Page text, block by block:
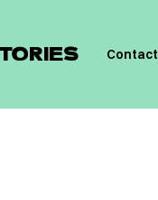
Contact